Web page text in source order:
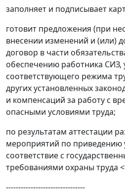
заполняет и подписывает
готовит предложения (при
внесении изменений и (или)
договор в части
обеспечению работника СИЗ,
соответствующего режима
других установленных
и компенсаций за работу с
опасными условиями труда;
по результатам аттестации
мероприятий по приведению
соответствие с
требованиями охраны труда
--------------------------------